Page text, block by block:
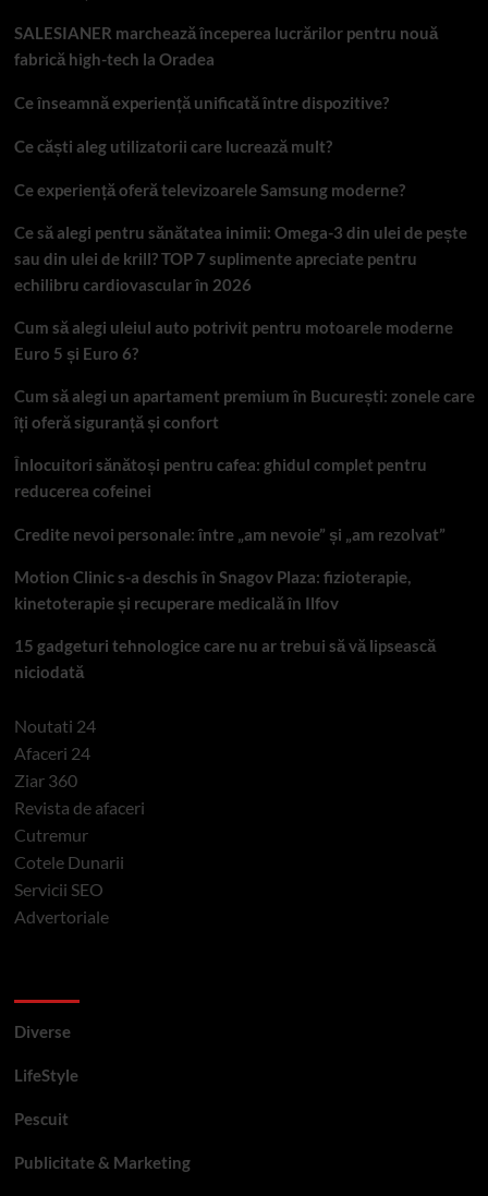
SALESIANER marchează începerea lucrărilor pentru nouă
fabrică high-tech la Oradea
Ce înseamnă experiență unificată între dispozitive?
Ce căști aleg utilizatorii care lucrează mult?
Ce experiență oferă televizoarele Samsung moderne?
Ce să alegi pentru sănătatea inimii: Omega-3 din ulei de pește
sau din ulei de krill? TOP 7 suplimente apreciate pentru
echilibru cardiovascular în 2026
Cum să alegi uleiul auto potrivit pentru motoarele moderne
Euro 5 și Euro 6?
Cum să alegi un apartament premium în București: zonele care
îți oferă siguranță și confort
Înlocuitori sănătoși pentru cafea: ghidul complet pentru
reducerea cofeinei
Credite nevoi personale: între „am nevoie” și „am rezolvat”
Motion Clinic s-a deschis în Snagov Plaza: fizioterapie,
kinetoterapie și recuperare medicală în Ilfov
15 gadgeturi tehnologice care nu ar trebui să vă lipsească
niciodată
Noutati 24
Afaceri 24
Ziar 360
Revista de afaceri
Cutremur
Cotele Dunarii
Servicii SEO
Advertoriale
Diverse
LifeStyle
Pescuit
Publicitate & Marketing